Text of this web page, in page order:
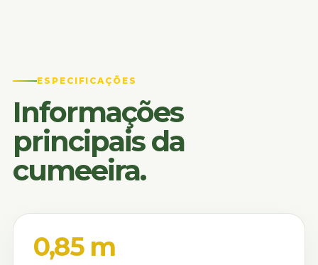
ESPECIFICAÇÕES
Informações
principais da
cumeeira.
0,85 m